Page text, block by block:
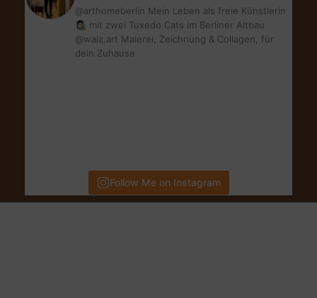
@arthomeberlin Mein Leben als freie Künstlerin
👩🏻‍🎨 mit zwei Tuxedo Cats im Berliner Altbau
@walz.art Malerei, Zeichnung & Collagen, für
dein Zuhause
Follow Me on Instagram